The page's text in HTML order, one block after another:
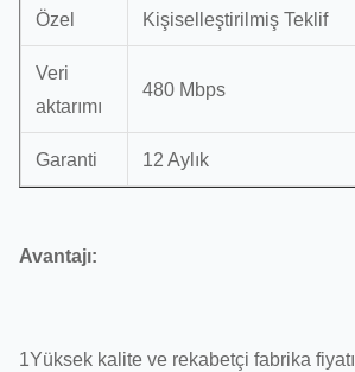
Özel Kişiselleştirilmiş Teklif
Veri
aktarımı
480 Mbps
Garanti 12 Aylık
Avantajı:
1Yüksek kalite ve rekabetçi fabrika fiyatı